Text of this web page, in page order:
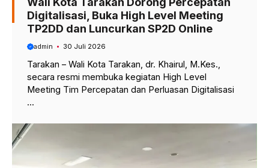
Digitalisasi, Buka High Level Meeting
TP2DD dan Luncurkan SP2D Online
admin 30 Juli 2026
Tarakan – Wali Kota Tarakan, dr. Khairul, M.Kes.,
secara resmi membuka kegiatan High Level
Meeting Tim Percepatan dan Perluasan Digitalisasi
...